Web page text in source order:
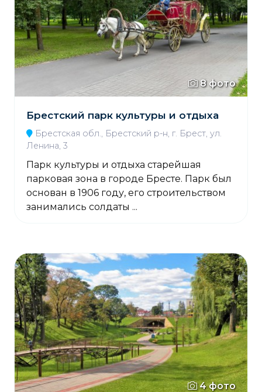
8 фото
Брестский парк культуры и отдыха
Брестская обл., Брестский р-н, г. Брест, ул.
Ленина, 3
Парк культуры и отдыха старейшая
парковая зона в городе Бресте. Парк был
основан в 1906 году, его строительством
занимались солдаты ...
4 фото